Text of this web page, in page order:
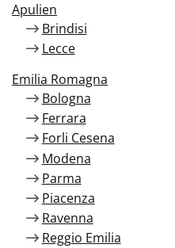
Apulien
Brindisi
Lecce
Emilia Romagna
Bologna
Ferrara
Forli Cesena
Modena
Parma
Piacenza
Ravenna
Reggio Emilia